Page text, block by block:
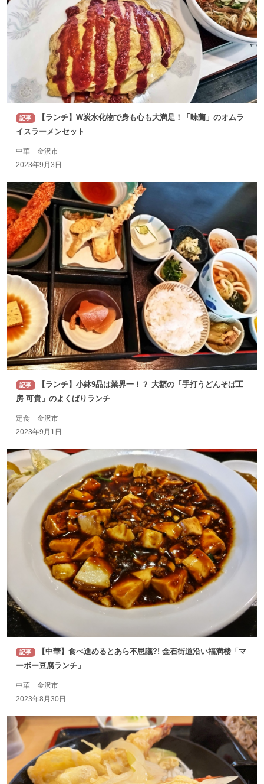
記事
【ランチ】W炭水化物で身も心も大満足！「味蘭」のオムラ
イスラーメンセット
中華 金沢市
2023年9月3日
記事
【ランチ】小鉢9品は業界一！？ 大額の「手打うどんそば工
房 可貴」のよくばりランチ
定食 金沢市
2023年9月1日
記事
【中華】食べ進めるとあら不思議?! 金石街道沿い福満楼「マ
ーボー豆腐ランチ」
中華 金沢市
2023年8月30日